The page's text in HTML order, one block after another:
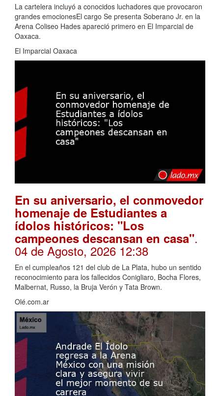
La cartelera incluyó a conocidos luchadores que provocaron
grandes emocionesEl cargo Se presenta Soberano Jr. en la
Arena Coliseo Hades apareció primero en El Imparcial de
Oaxaca.
El Imparcial Oaxaca
En su aniversario, el conmovedor
homenaje de Estudiantes a
ídolos históricos: "Los
campeones descansan en casa".
04 de Agosto, 2026 12:38
En el cumpleaños 121 del club de La Plata, hubo un sentido
reconocimiento para los fallecidos Conigliaro, Bocha Flores,
Malbernat, Russo, la Bruja Verón y Tata Brown.
Olé.com.ar